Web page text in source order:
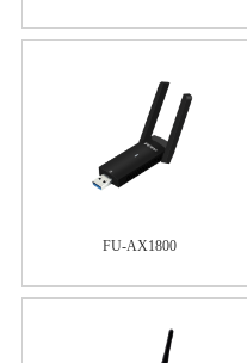
FU-AX1800